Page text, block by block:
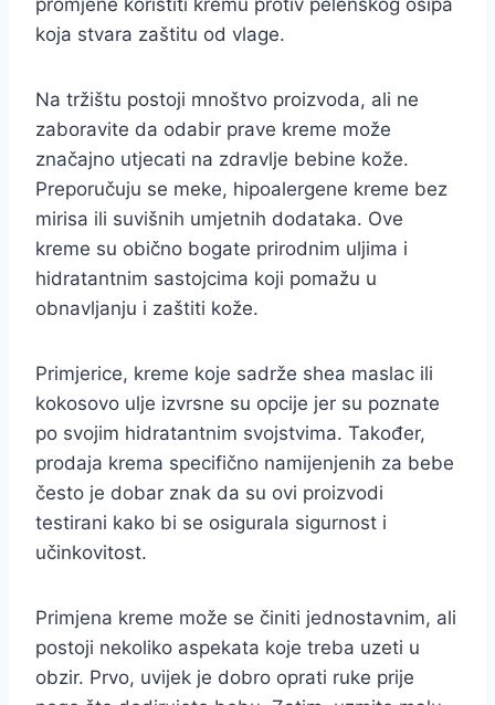
promjene koristiti kremu protiv pelenskog osipa
koja stvara zaštitu od vlage.
Na tržištu postoji mnoštvo proizvoda, ali ne
zaboravite da odabir prave kreme može
značajno utjecati na zdravlje bebine kože.
Preporučuju se meke, hipoalergene kreme bez
mirisa ili suvišnih umjetnih dodataka. Ove
kreme su obično bogate prirodnim uljima i
hidratantnim sastojcima koji pomažu u
obnavljanju i zaštiti kože.
Primjerice, kreme koje sadrže shea maslac ili
kokosovo ulje izvrsne su opcije jer su poznate
po svojim hidratantnim svojstvima. Također,
prodaja krema specifično namijenjenih za bebe
često je dobar znak da su ovi proizvodi
testirani kako bi se osigurala sigurnost i
učinkovitost.
Primjena kreme može se činiti jednostavnim, ali
postoji nekoliko aspekata koje treba uzeti u
obzir. Prvo, uvijek je dobro oprati ruke prije